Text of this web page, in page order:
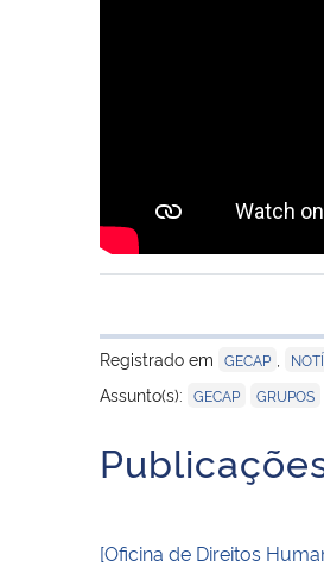
Registrado em GECAP
Assunto(s): GECAP GRUPOS
[Oficina de Direitos